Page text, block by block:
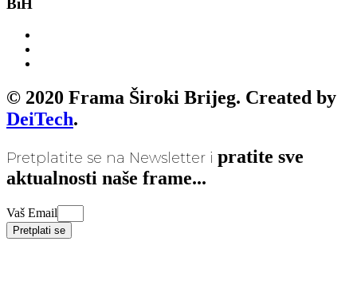
BiH
© 2020 Frama Široki Brijeg. Created by
DeiTech.
Pretplatite se na Newsletter i pratite sve
aktualnosti naše frame...
Vaš Email
Pretplati se